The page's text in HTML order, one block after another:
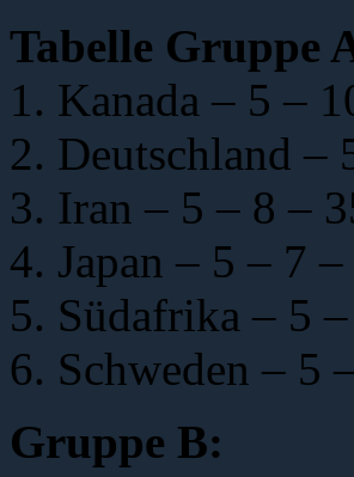
Tabelle Gruppe
1. Kanada – 5 –
2. Deutschland –
3. Iran – 5 – 8 –
4. Japan – 5 – 7
5. Südafrika – 5
6. Schweden – 5
Gruppe B: